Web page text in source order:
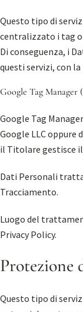
Questo tipo di
centralizzato i tag o
Di conseguenza, i
questi servizi, con
Google Tag Manager
Google Tag
Google LLC oppure
il Titolare gestisce
Dati Personali
Tracciamento.
Luogo del
Privacy Policy.
Protezione
Questo tipo di